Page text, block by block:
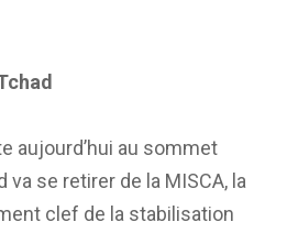
aujourd’hui au sommet
va se retirer de la MISCA, la
clef de la stabilisation